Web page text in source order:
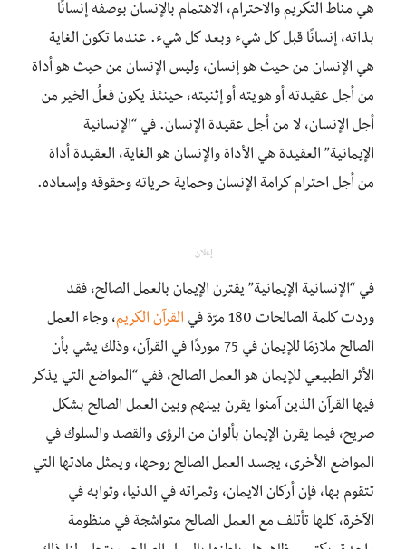
هي مناط التكريم والاحترام، الاهتمام بالإنسان ‏بوصفه إنسانًا
بذاته، إنسانًا قبل كل شيء وبعد كل شيء. ‏عندما تكون الغاية
هي الإنسان من حيث هو إنسان، وليس الإنسان من حيث هو أداة
من أجل عقيدته أو هويته أو إثنيته، حينئذ يكون فعلُ الخير من
أجل الإنسان، لا من أجل ‏عقيدة الإنسان. في “الإنسانية
الإيمانية” العقيدة هي الأداة والإنسان هو الغاية، العقيدة أداة
من أجل احترام كرامة الإنسان وحماية حرياته وحقوقه وإسعاده.
إعلان
في “الإنسانية الإيمانية” يقترن الإيمان بالعمل الصالح، فقد
وردت كلمة الصالحات 180 مرّة في
القرآن الكريم، وجاء العمل
الصالح ملازمًا للإيمان في 75 موردًا في القرآن، وذلك يشي بأن
الأثر الطبيعي للإيمان هو العمل الصالح، ففي “المواضع التي يذكر
فيها القرآن الذين آمنوا يقرن بينهم وبين العمل الصالح بشكل
صريح، فيما يقرن الإيمان بألوان من الرؤى‏ والقصد والسلوك في
المواضع الأخرى‏، يجسد العمل الصالح روحها، ويمثل مادتها التي
تتقوم بها، فإن أركان الايمان، وثمراته في الدنيا، وثوابه في
الآخرة، كلـها تأتلف مع العمل الصالح متواشجة في منظومة